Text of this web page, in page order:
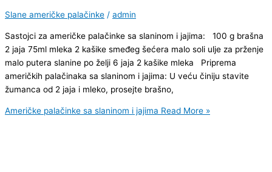
Slane američke palačinke / admin
Sastojci za američke palačinke sa slaninom i jajima: 100 g brašna
2 jaja 75ml mleka 2 kašike smeđeg šećera malo soli ulje za prženje
malo putera slanine po želji 6 jaja 2 kašike mleka Priprema
američkih palačinaka sa slaninom i jajima: U veću činiju stavite
žumanca od 2 jaja i mleko, prosejte brašno,
Američke palačinke sa slaninom i jajima Read More »